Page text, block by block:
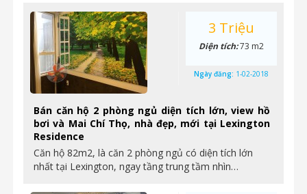
Bán căn hộ 2 phòng ngủ diện tích lớn, view hồ
bơi và Mai Chí Thọ, nhà đẹp, mới tại Lexington
Residence
Căn hộ 82m2, là căn 2 phòng ngủ có diện tích lớn
nhất tại Lexington, ngay tầng trung tầm nhìn…
3 Triệu
Diện tích:73 m2
Ngày đăng: 1-02-2018